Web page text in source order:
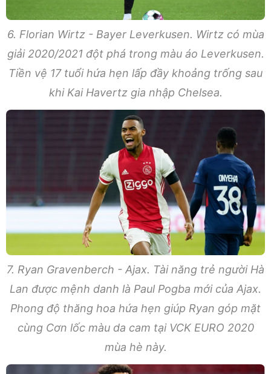
6. Florian Wirtz - Bayer Leverkusen. Wirtz có mùa
giải 2020/2021 đột phá trong màu áo Leverkusen.
Tiền vệ 17 tuổi hứa hẹn lấp đầy khoảng trống sau
khi Kai Havertz gia nhập Chelsea.
7. Ryan Gravenberch - Ajax. Tài năng trẻ người Hà
Lan được mệnh danh là Paul Pogba mới của Ajax.
Phong độ thăng hoa hứa hẹn giúp Ryan góp mặt
cùng Cơn lốc màu da cam tại VCK EURO 2020
mùa hè này.